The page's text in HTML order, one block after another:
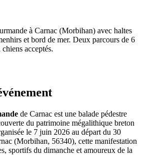
à Carnac (Morbihan) avec haltes
et bord de mer. Deux parcours de 6
acceptés.
de Carnac est une balade pédestre
du patrimoine mégalithique breton
le 7 juin 2026 au départ du 30
(Morbihan, 56340), cette manifestation
sportifs du dimanche et amoureux de la